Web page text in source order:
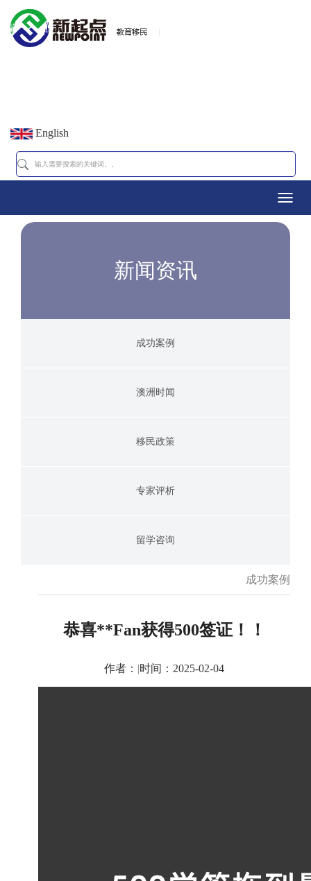
English
新闻资讯
成功案例
澳洲时闻
移民政策
专家评析
留学咨询
成功案例
恭喜**Fan获得500签证！！
作者： |时间：2025-02-04